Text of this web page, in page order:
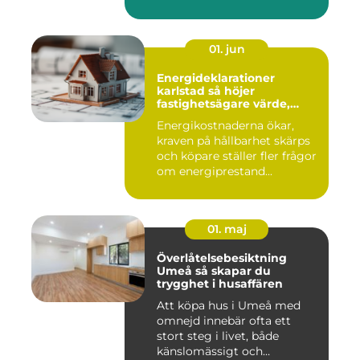
01. jun
Energideklarationer
karlstad så höjer
fastighetsägare värde,
Energikostnaderna ökar,
kraven på hållbarhet skärps
och köpare ställer fler frågor
om energiprestand...
01. maj
Överlåtelsebesiktning
Umeå så skapar du
trygghet i husaffären
Att köpa hus i Umeå med
omnejd innebär ofta ett
stort steg i livet, både
känslomässigt och